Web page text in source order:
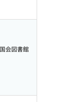
会図書館